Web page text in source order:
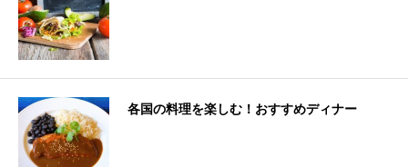
各国の料理を楽しむ！おすすめディナー